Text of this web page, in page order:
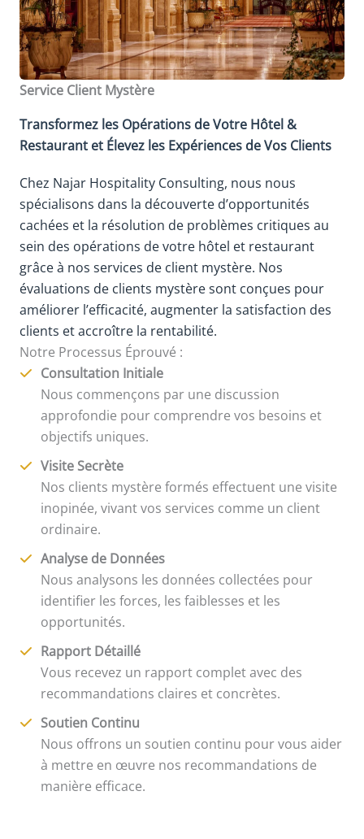
Service Client Mystère
Transformez les Opérations de Votre Hôtel &
Restaurant et Élevez les Expériences de Vos Clients
Chez Najar Hospitality Consulting, nous nous
spécialisons dans la découverte d’opportunités
cachées et la résolution de problèmes critiques au
sein des opérations de votre hôtel et restaurant
grâce à nos services de client mystère. Nos
évaluations de clients mystère sont conçues pour
améliorer l’efficacité, augmenter la satisfaction des
clients et accroître la rentabilité.
Notre Processus Éprouvé :
Consultation Initiale
Nous commençons par une discussion
approfondie pour comprendre vos besoins et
objectifs uniques.
Visite Secrète
Nos clients mystère formés effectuent une visite
inopinée, vivant vos services comme un client
ordinaire.
Analyse de Données
Nous analysons les données collectées pour
identifier les forces, les faiblesses et les
opportunités.
Rapport Détaillé
Vous recevez un rapport complet avec des
recommandations claires et concrètes.
Soutien Continu
Nous offrons un soutien continu pour vous aider
à mettre en œuvre nos recommandations de
manière efficace.